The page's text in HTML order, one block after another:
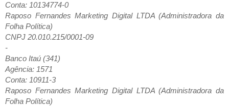
Conta: 10134774-0
Raposo Fernandes Marketing Digital LTDA (Administradora da
Folha Política)
CNPJ 20.010.215/0001-09
-
Banco Itaú (341)
Agência: 1571
Conta: 10911-3
Raposo Fernandes Marketing Digital LTDA (Administradora da
Folha Política)